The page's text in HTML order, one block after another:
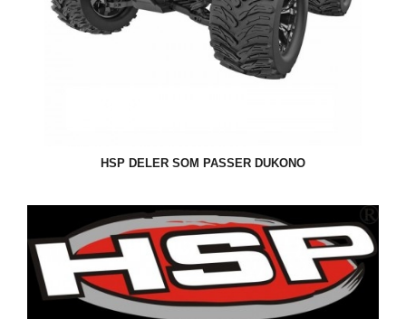
HSP DELER SOM PASSER DUKONO